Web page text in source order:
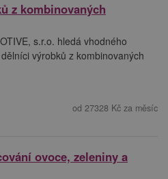
z kombinovaných
s.r.o. hledá vhodného
výrobků z kombinovaných
od 27328 Kč za měsíc
ovoce, zeleniny a